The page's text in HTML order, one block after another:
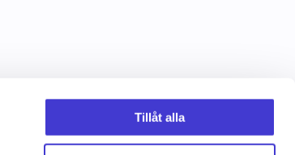
Tillåt alla